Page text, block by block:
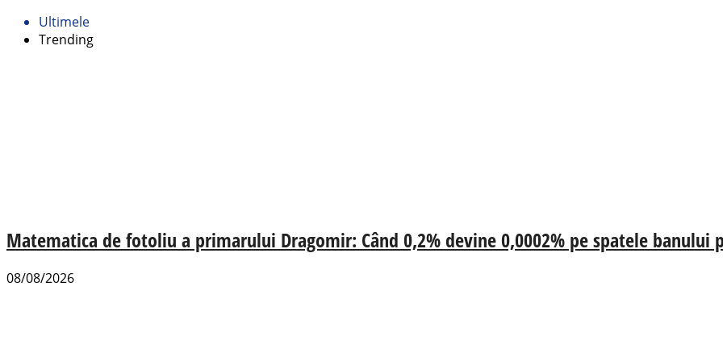
Ultimele
Trending
Matematica de fotoliu a primarului Dragomir: Când 0,2% devine 0,0002% pe spatele banului
08/08/2026